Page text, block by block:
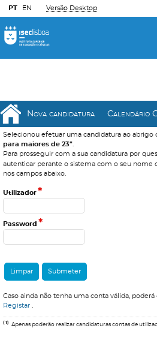
PT EN Versão Desktop
Nova candidatura Calendário
Selecionou efetuar uma candidatura ao abrigo
para maiores de 23"
Para prosseguir com a sua candidatura por
autenticar perante o sistema com o seu nome
nos campos abaixo.
Utilizador*
Password *
Caso ainda não tenha uma conta válida,
Registar
(1) Apenas poderão realizar candidaturas contas de